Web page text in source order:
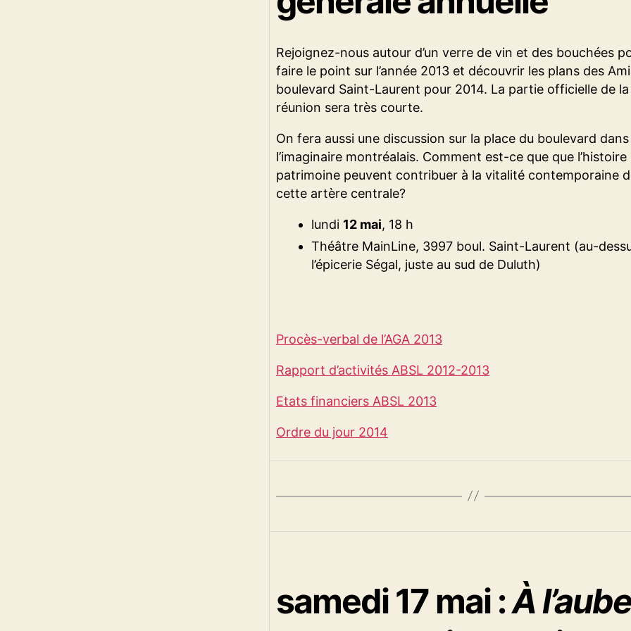
Rejoignez-nous autour d’un verre de vin et des bouchées
faire le point sur l’année 2013 et découvrir les plans des
boulevard Saint-Laurent pour 2014. La partie officielle de la
réunion sera très courte.
On fera aussi une discussion sur la place du boulevard dans
l’imaginaire montréalais. Comment est-ce que que l’histoire
patrimoine peuvent contribuer à la vitalité contemporaine
cette artère centrale?
lundi 12 mai, 18 h
Théâtre MainLine, 3997 boul. Saint-Laurent (au-
l’épicerie Ségal, juste au sud de Duluth)
Procès-verbal de l’AGA 2013
Rapport d’activités ABSL 2012-2013
Etats financiers ABSL 2013
Ordre du jour 2014
samedi 17 mai :À